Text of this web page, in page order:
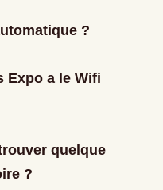
?
Expo a le Wifi
quelque
?